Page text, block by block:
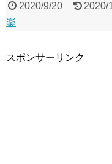
2020/9/20 2020/
楽
スポンサーリンク